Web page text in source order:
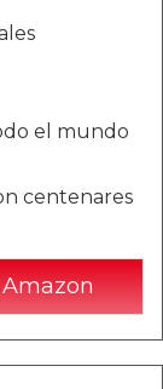
el mundo
centenares